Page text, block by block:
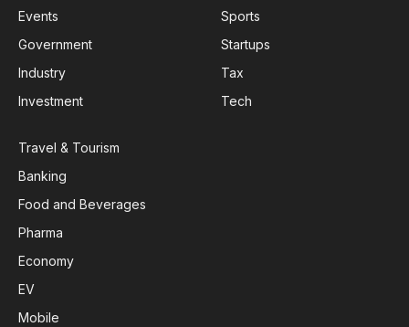
Events
Government
Industry
Investment
Sports
Startups
Tax
Tech
Travel & Tourism
Banking
Food and Beverages
Pharma
Economy
EV
Mobile